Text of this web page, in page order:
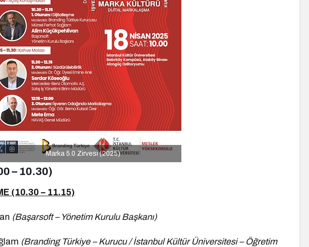
Marka 5.0 Zirvesi (2025)
– 10.30)
(10.30 – 11.15)
(Başarsoft – Yönetim Kurulu Başkanı)
(Branding Türkiye – Kurucu / İstanbul Kültür Üniversitesi – Öğretim